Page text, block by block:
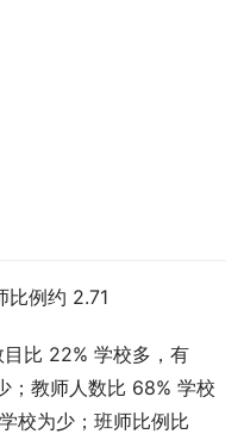
例约 2.71
比 22% 学校多，有
；教师人数比 68% 学校
校为少；班师比例比